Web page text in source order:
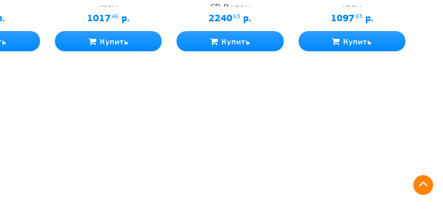
хром
1017.46 р.
Купить
CP-8 хром
2240.63 р.
Купить
хром
1097.83 р.
Купить